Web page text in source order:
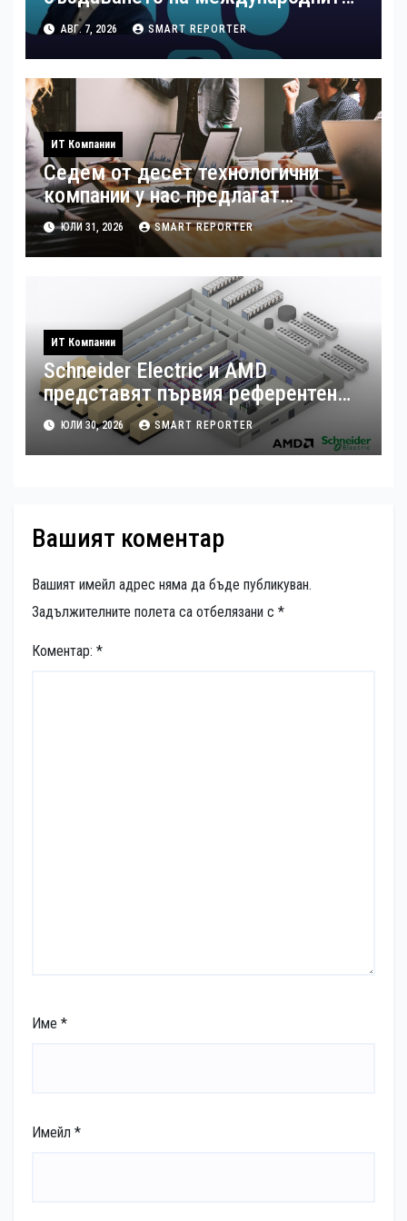
стандарти за навлизане на
изкуствен интелект в
хотелиерството
АВГ. 7, 2026 SMART REPORTER
ИТ Компании
Седем от десет технологични
компании у нас предлагат
хибридна работа
ЮЛИ 31, 2026 SMART REPORTER
ИТ Компании
Schneider Electric и AMD
представят първия референтен
дизайн на платформата Helios за
ускорено изграждане на фабрики
за ИИ
ЮЛИ 30, 2026 SMART REPORTER
Вашият коментар
Вашият имейл адрес няма да бъде публикуван.
Задължителните полета са отбелязани с *
Коментар: *
Име *
Имейл *